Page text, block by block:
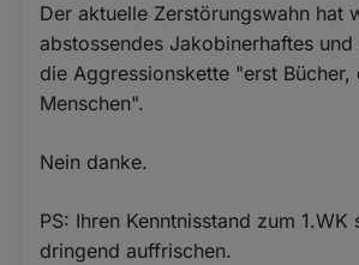
Der aktuelle Zerstörungswahn hat
abstossendes Jakobinerhaftes und
die Aggressionskette "erst Bücher,
Menschen".
Nein danke.
PS: Ihren Kenntnisstand zum 1.WK
dringend auffrischen.